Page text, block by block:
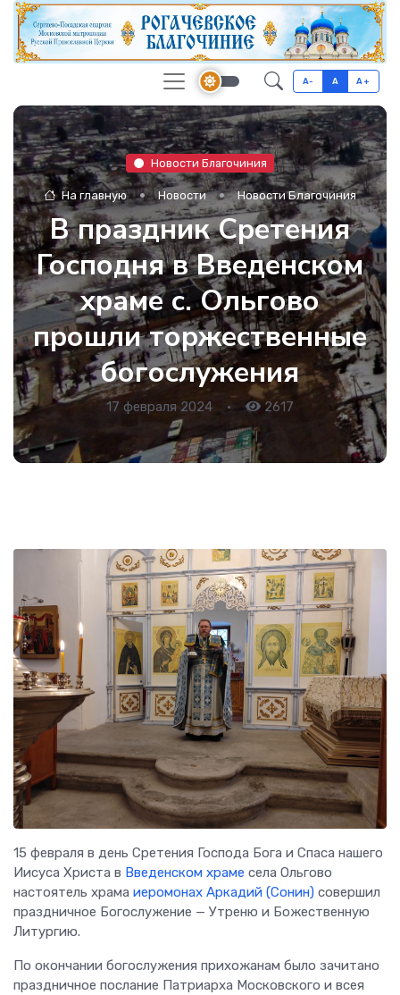
A- A A+
Новости Благочиния
На главную Новости Новости Благочиния
В праздник Сретения
Господня в Введенском
храме с. Ольгово
прошли торжественные
богослужения
17 февраля 2024 • 2617
15 февраля в день Сретения Господа Бога и Спаса нашего
Иисуса Христа в Введенском храме села Ольгово
настоятель храма иеромонах Аркадий (Сонин) совершил
праздничное Богослужение — Утреню и Божественную
Литургию.
По окончании богослужения прихожанам было зачитано
праздничное послание Патриарха Московского и всея